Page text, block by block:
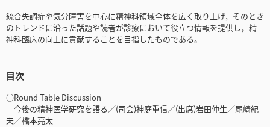
統合失調症や気分障害を中心に精神科領域全体を広く取り上げ，そのとき
のトレンドに沿った話題や読者が診療において役立つ情報を提供し，精
神科臨床の向上に貢献することを目指したものである。
目次
○Round Table Discussion
今後の精神医学研究を語る／(司会)神庭重信／(出席)岩田仲生／尾崎紀
夫／橋本亮太